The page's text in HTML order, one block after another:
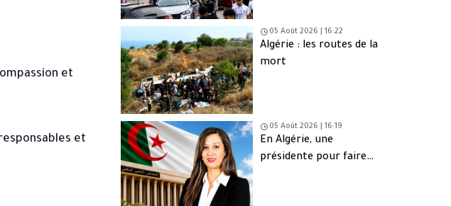
et
et
05 Août 2026 | 16:22
Algérie : les routes de la
mort
05 Août 2026 | 16:19
En Algérie, une
présidente pour faire